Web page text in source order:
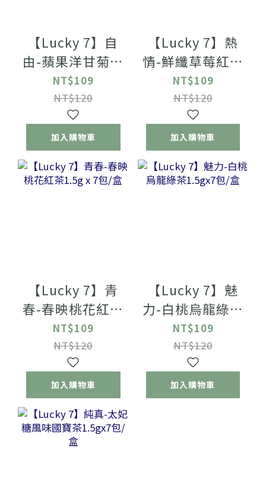
【Lucky 7】自
由-蘋果洋甘菊綠
茶2gx7包/盒
NT$109
NT$120
加入購物車
【Lucky 7】熱
情-鮮纖草莓紅茶
1.5gx7包/盒
NT$109
NT$120
加入購物車
【Lucky 7】青
春-春映桃花紅茶
1.5g x 7包/盒
NT$109
NT$120
加入購物車
【Lucky 7】魅
力-白桃烏龍綠茶
1.5gx7包/盒
NT$109
NT$120
加入購物車